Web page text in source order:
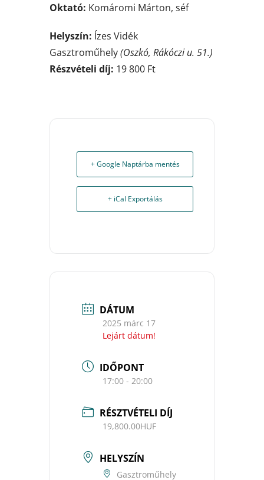
Oktató: Komáromi Márton, séf
Helyszín: Ízes Vidék
Gasztroműhely(Oszkó, Rákóczi u. 51.)
Részvételi díj: 19 800 Ft
+ Google Naptárba mentés
+ iCal Exportálás
DÁTUM
2025 márc 17
Lejárt dátum!
IDŐPONT
17:00 - 20:00
RÉSZTVÉTELI DÍJ
19,800.00HUF
HELYSZÍN
Gasztroműhely